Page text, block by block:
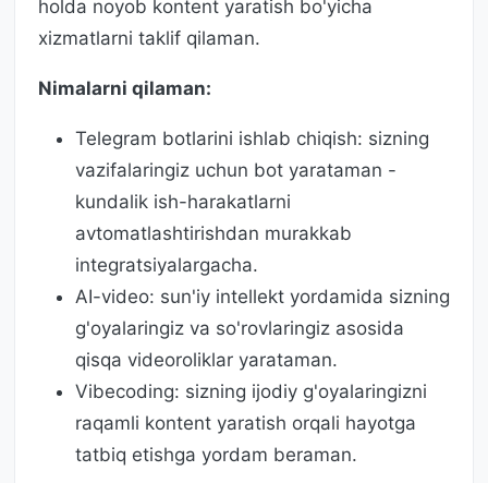
holda noyob kontent yaratish bo'yicha
xizmatlarni taklif qilaman.
Nimalarni qilaman:
Telegram botlarini ishlab chiqish: sizning
vazifalaringiz uchun bot yarataman -
kundalik ish-harakatlarni
avtomatlashtirishdan murakkab
integratsiyalargacha.
AI-video: sun'iy intellekt yordamida sizning
g'oyalaringiz va so'rovlaringiz asosida
qisqa videoroliklar yarataman.
Vibecoding: sizning ijodiy g'oyalaringizni
raqamli kontent yaratish orqali hayotga
tatbiq etishga yordam beraman.